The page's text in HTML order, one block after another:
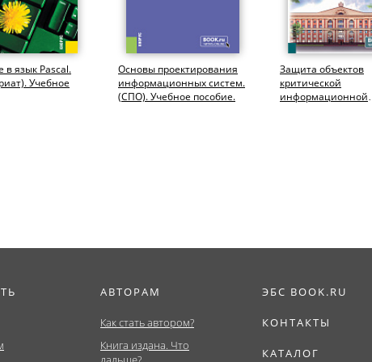
в язык Pascal.
Учебное
Основы проектирования
информационных систем.
(СПО). Учебное пособие.
Защита объектов
критической
информационной
АВТОРАМ
Как стать автором?
Книга издана. Что
ЭБС BOOK.RU
КОНТАКТЫ
КАТАЛОГ